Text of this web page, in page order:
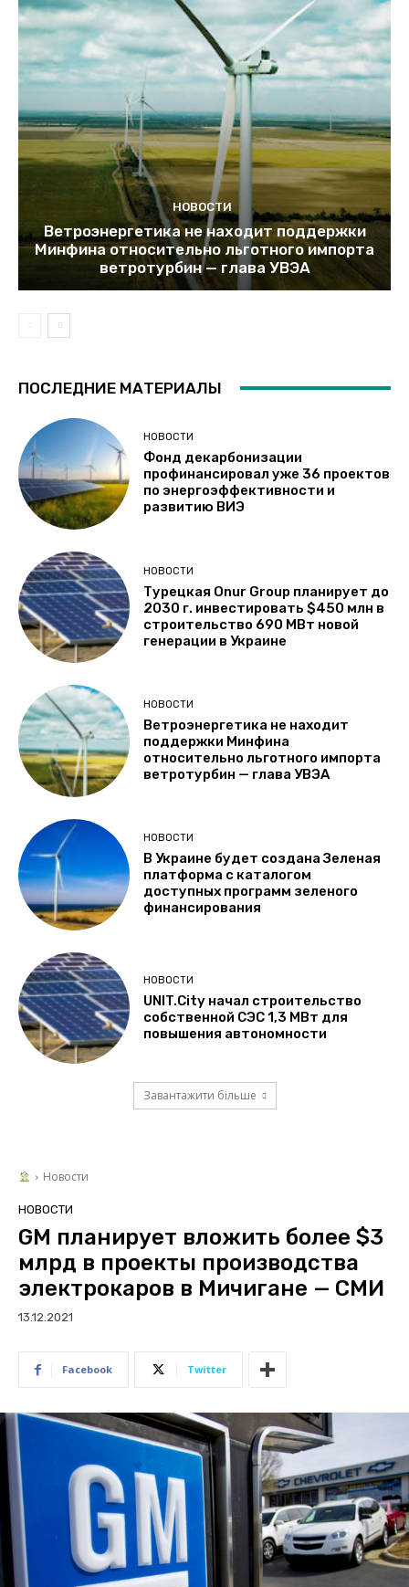
НОВОСТИ
Ветроэнергетика не находит поддержки
Минфина относительно льготного импорта
ветротурбин — глава УВЭА
ПОСЛЕДНИЕ МАТЕРИАЛЫ
НОВОСТИ
Фонд декарбонизации
профинансировал уже 36 проектов
по энергоэффективности и
развитию ВИЭ
НОВОСТИ
Турецкая Onur Group планирует до
2030 г. инвестировать $450 млн в
строительство 690 МВт новой
генерации в Украине
НОВОСТИ
Ветроэнергетика не находит
поддержки Минфина
относительно льготного импорта
ветротурбин — глава УВЭА
НОВОСТИ
В Украине будет создана Зеленая
платформа с каталогом
доступных программ зеленого
финансирования
НОВОСТИ
UNIT.City начал строительство
собственной СЭС 1,3 МВт для
повышения автономности
Завантажити більше